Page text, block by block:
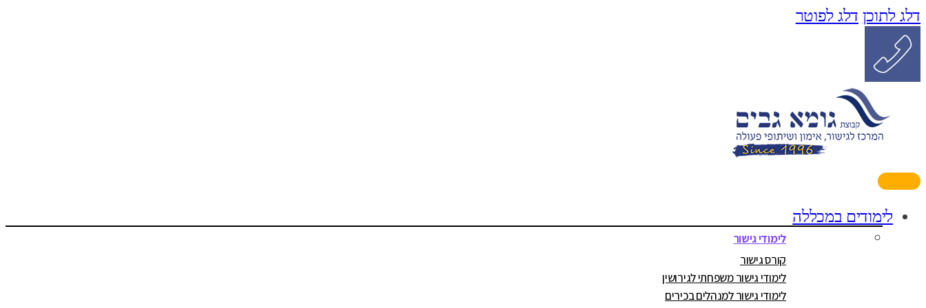
דלג לתוכן דלג לפוטר
לימודים במכללה
לימודי גישור
קורס גישור
לימודי גישור משפחתי לגירושין
לימודי גישור למנהלים בכירים